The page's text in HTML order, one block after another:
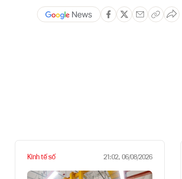
Kinh tế số 21:02, 06/08/2026